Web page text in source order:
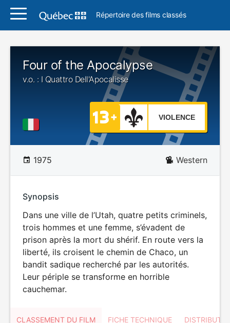
Répertoire des films classés
Four of the Apocalypse
v.o. : I Quattro Dell'Apocalisse
VIOLENCE
1975 Western
Synopsis
Dans une ville de l’Utah, quatre petits criminels,
trois hommes et une femme, s’évadent de
prison après la mort du shérif. En route vers la
liberté, ils croisent le chemin de Chaco, un
bandit sadique recherché par les autorités.
Leur périple se transforme en horrible
cauchemar.
CLASSEMENT DU FILM FICHE TECHNIQUE